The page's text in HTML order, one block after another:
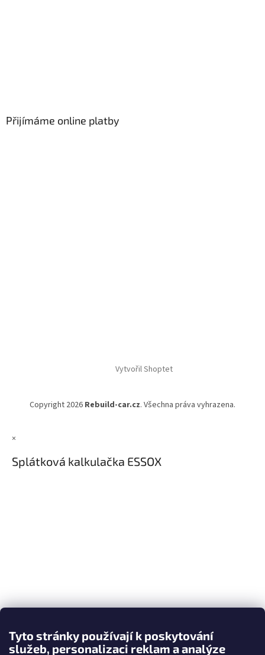
Tyto stránky používají k poskytování
služeb, personalizaci reklam a analýze
Přijímáme online platby
Vytvořil Shoptet
Copyright 2026 Rebuild-car.cz. Všechna práva vyhrazena.
×
Splátková kalkulačka ESSOX